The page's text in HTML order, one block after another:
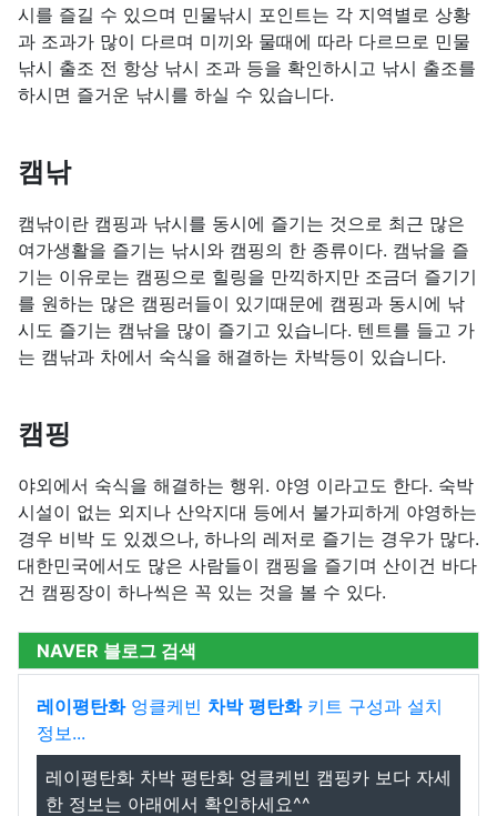
시를 즐길 수 있으며 민물낚시 포인트는 각 지역별로 상황
과 조과가 많이 다르며 미끼와 물때에 따라 다르므로 민물
낚시 출조 전 항상 낚시 조과 등을 확인하시고 낚시 출조를
하시면 즐거운 낚시를 하실 수 있습니다.
캠낚
캠낚이란 캠핑과 낚시를 동시에 즐기는 것으로 최근 많은
여가생활을 즐기는 낚시와 캠핑의 한 종류이다. 캠낚을 즐
기는 이유로는 캠핑으로 힐링을 만끽하지만 조금더 즐기기
를 원하는 많은 캠핑러들이 있기때문에 캠핑과 동시에 낚
시도 즐기는 캠낚을 많이 즐기고 있습니다. 텐트를 들고 가
는 캠낚과 차에서 숙식을 해결하는 차박등이 있습니다.
캠핑
야외에서 숙식을 해결하는 행위. 야영 이라고도 한다. 숙박
시설이 없는 외지나 산악지대 등에서 불가피하게 야영하는
경우 비박 도 있겠으나, 하나의 레저로 즐기는 경우가 많다.
대한민국에서도 많은 사람들이 캠핑을 즐기며 산이건 바다
건 캠핑장이 하나씩은 꼭 있는 것을 볼 수 있다.
NAVER 블로그 검색
레이평탄화엉클케빈 차박 평탄화키트 구성과 설치
정보...
레이평탄화 차박 평탄화 엉클케빈 캠핑카 보다 자세
한 정보는 아래에서 확인하세요^^